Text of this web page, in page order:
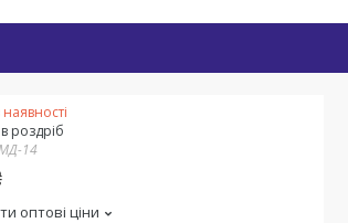
роздріб
14
оптові ціни